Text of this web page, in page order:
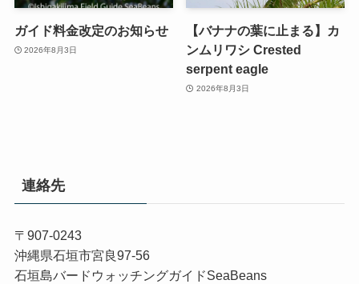
ガイド料金改定のお知らせ
2026年8月3日
【バナナの葉に止まる】カ
ンムリワシ Crested
serpent eagle
2026年8月3日
連絡先
〒907-0243
沖縄県石垣市宮良97-56
石垣島バードウォッチングガイドSeaBeans